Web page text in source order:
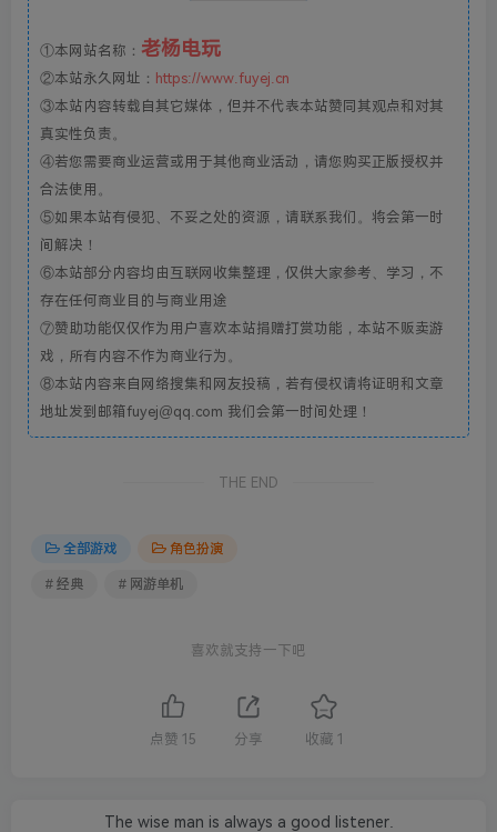
①本网站名称： 老杨电玩
②本站永久网址： https://www.fuyej.cn
③本站内容转载自其它媒体，但并不代表本站赞同其观点和对其
真实性负责。
④若您需要商业运营或用于其他商业活动，请您购买正版授权并
合法使用。
⑤如果本站有侵犯、不妥之处的资源，请联系我们。将会第一时
间解决！
⑥本站部分内容均由互联网收集整理，仅供大家参考、学习，不
存在任何商业目的与商业用途
⑦赞助功能仅仅作为用户喜欢本站捐赠打赏功能，本站不贩卖游
戏，所有内容不作为商业行为。
⑧本站内容来自网络搜集和网友投稿，若有侵权请将证明和文章
地址发到邮箱fuyej@qq.com 我们会第一时间处理！
THE END
全部游戏 角色扮演
# 经典 # 网游单机
喜欢就支持一下吧
点赞 15 分享 收藏 1
The wise man is always a good listener.